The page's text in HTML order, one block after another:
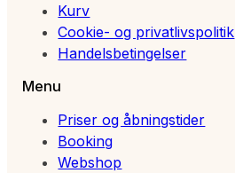
Kurv
Cookie- og privatlivspolitik
Handelsbetingelser
Menu
Priser og åbningstider
Booking
Webshop